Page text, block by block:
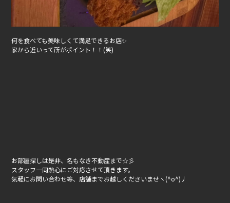
何を食べても美味しくて満足できるお店✨
家から近いって所がポイント！！(笑)
お部屋探しは是非、名もなき不動産まで☆彡
スタッフ一同熱心にご対応させて頂きます。
気軽にお問い合わせ等、店舗までお越しくださいませヽ(^o^)丿